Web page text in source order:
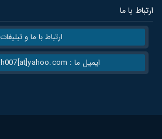
ارتباط با ما
ارتباط با ما و تبلیغات
ایمیل ما : Arash_Mash007[at]yahoo.com